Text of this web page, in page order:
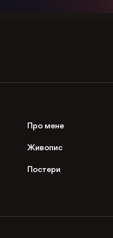
Про мене
Живопис
Постери